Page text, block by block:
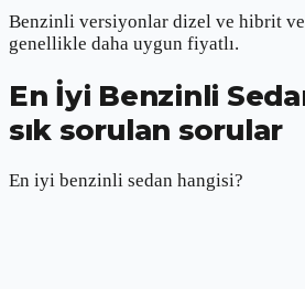
Benzinli versiyonlar dizel ve hibrit
genellikle daha uygun fiyatlı.
En İyi Benzinli
sık sorulan sorular
En iyi benzinli sedan hangisi?